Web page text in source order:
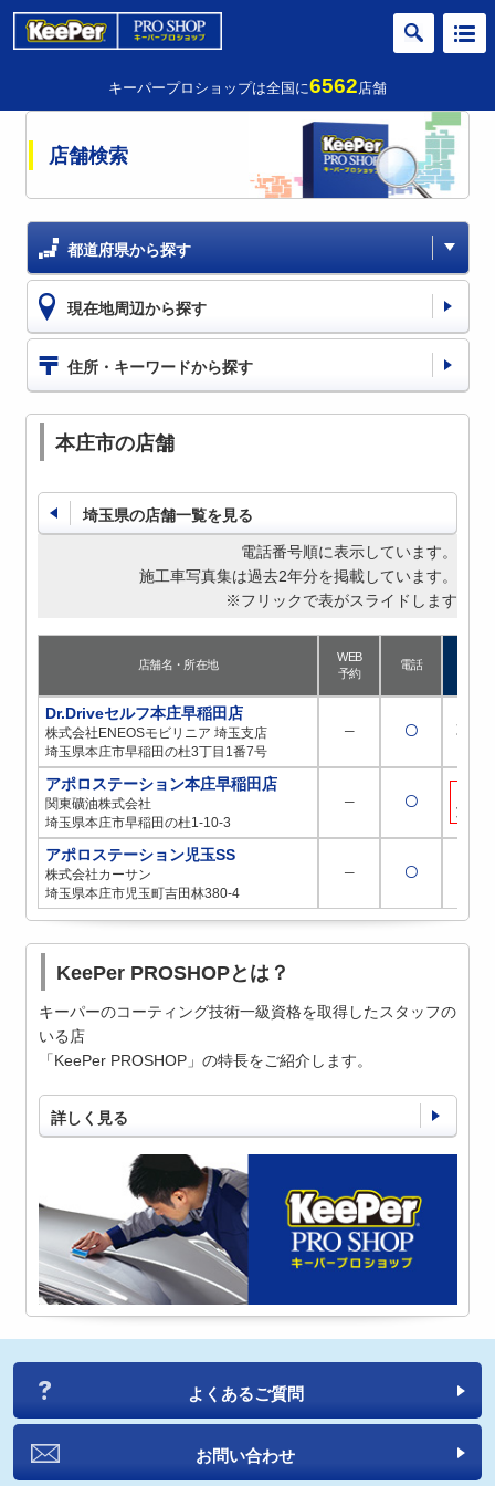
キーパープロショップは全国に6562店舗
店舗検索
都道府県から探す
現在地周辺から探す
住所・キーワードから探す
本庄市の店舗
埼玉県の店舗一覧を見る
電話番号順に表示しています。
施工車写真集は過去2年分を掲載しています。
※フリックで表がスライドします
店舗名・所在地
WEB
予約
電話
Dr.Driveセルフ本庄早稲田店
株式会社ENEOSモビリニア 埼玉支店
埼玉県本庄市早稲田の杜3丁目1番7号
─ 〇 取扱店
アポロステーション本庄早稲田店
関東礦油株式会社
埼玉県本庄市早稲田の杜1-10-3
─ 〇
施工店
アポロステーション児玉SS
株式会社カーサン
埼玉県本庄市児玉町吉田林380-4
─ 〇
KeePer PROSHOPとは？
キーパーのコーティング技術一級資格を取得したスタッフの
いる店
「KeePer PROSHOP」の特長をご紹介します。
詳しく見る
よくあるご質問
お問い合わせ